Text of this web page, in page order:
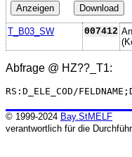
T_B03_SW 007412
Abfrage @ HZ??_T1:
RS:D_ELE_COD/
© 1999-2024 Bay.StMELF
verantwortlich für die